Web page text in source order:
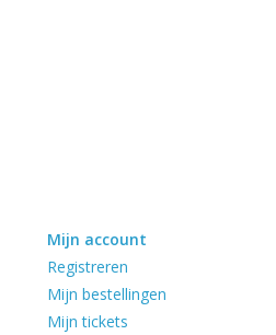
Mijn account
Registreren
Mijn bestellingen
Mijn tickets